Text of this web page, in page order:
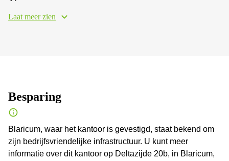
Laat meer zien
Besparing
Blaricum, waar het kantoor is gevestigd, staat bekend om
zijn bedrijfsvriendelijke infrastructuur. U kunt meer
informatie over dit kantoor op Deltazijde 20b, in Blaricum,